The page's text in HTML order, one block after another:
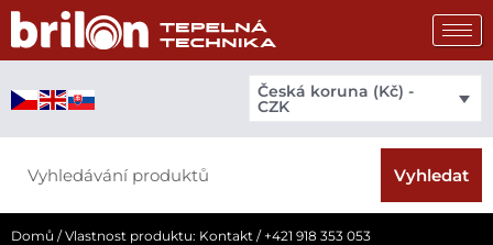
Přeskočit
obsah
Česká koruna (Kč) -
CZK
Vyhledat
Domů / Vlastnost produktu: Kontakt / +421 918 353 053